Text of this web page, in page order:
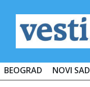
BEOGRAD NOVI SAD